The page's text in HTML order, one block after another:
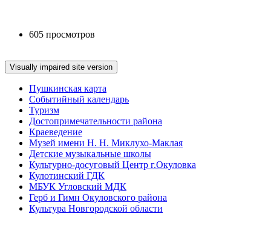
605 просмотров
Пушкинская карта
Событийный календарь
Туризм
Достопримечательности района
Краеведение
Музей имени Н. Н. Миклухо-Маклая
Детские музыкальные школы
Культурно-досуговый Центр г.Окуловка
Кулотинский ГДК
МБУК Угловский МДК
Герб и Гимн Окуловского района
Культура Новгородской области